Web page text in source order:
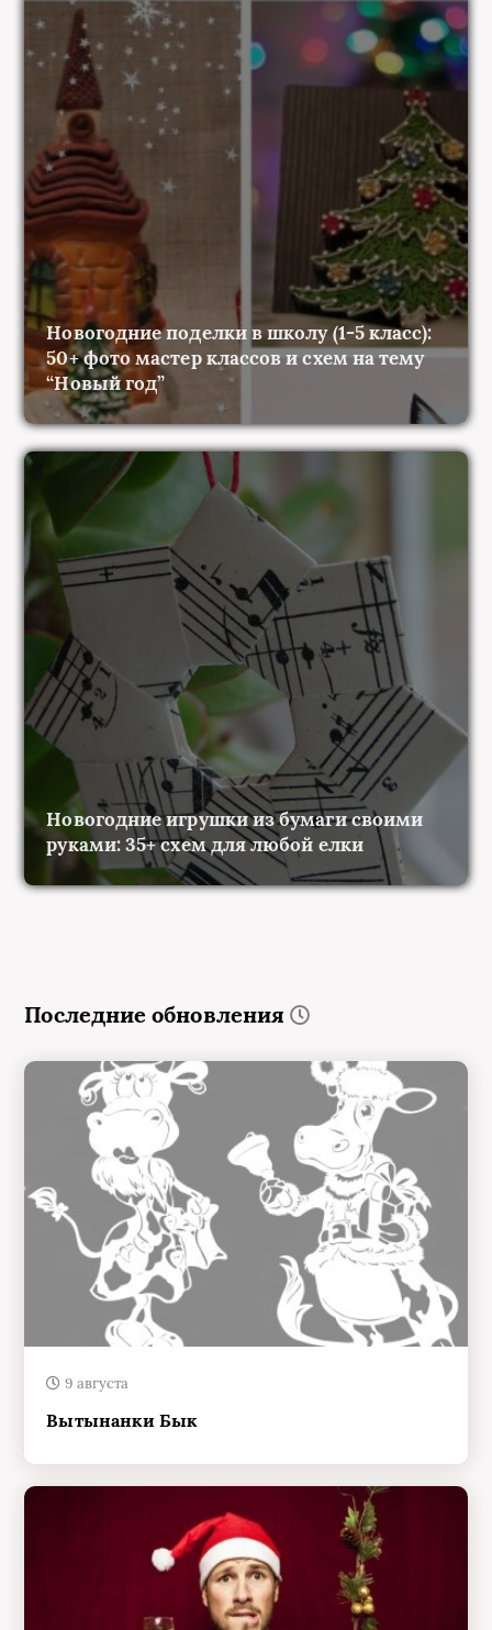
Новогодние поделки в школу (1-5 класс):
50+ фото мастер классов и схем на тему
“Новый год”
Новогодние игрушки из бумаги своими
руками: 35+ схем для любой елки
Вытынанки Бык